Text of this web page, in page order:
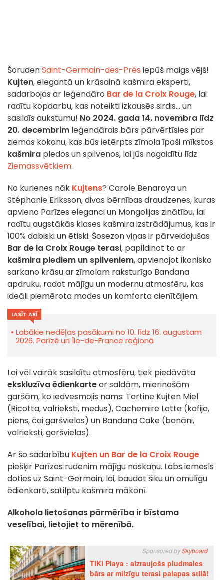
ŠorudenSaint-Germain-des-Prés iepūš maigs vējš!
Kujten, elegantā un krāsainā kašmira eksperti,
sadarbojas ar leģendāro Bar de la Croix Rouge, lai
radītu kopdarbu, kas noteikti izkausēs sirdis... un
sasildīs aukstumu! No 2024. gada 14. novembra līdz
20. decembrim leģendārais bārs pārvērtīsies par
ziemas kokonu, kas būs ietērpts zīmola īpaši mīkstos
kašmira pledos un spilvenos, lai jūs nogaidītu līdz
Ziemassvētkiem.
No kurienes nāk Kujtens? Carole Benaroya un
Stéphanie Eriksson, divas bērnības draudzenes, kuras
apvieno Parīzes eleganci un Mongolijas zinātību, lai
radītu augstākās klases kašmira izstrādājumus, kas ir
100% dabiski un ētiski. Šosezon viņas ir pārveidojušas
Bar de la Croix Rouge terasi, papildinot to ar
kašmira plediem un spilveniem, apvienojot ikonisko
sarkano krāsu ar zīmolam raksturīgo Bandana
apdruku, radot mājīgu un modernu atmosfēru, kas
ideāli piemērota modes un komforta cienītājiem.
LASĪT ARĪ
Labākie nedēļas pasākumi no 10. līdz 16. augustam
2026. Parīzē un Île-de-France reģionā
Lai vēl vairāk sasildītu atmosfēru, tiek piedāvāta
ekskluzīva ēdienkartear saldām, mierinošām
garšām, ko iedvesmojis nams: Tartine Kujten Miel
(Ricotta, valrieksti, medus), Cachemire Latte (kafija,
piens, čai garšvielas) un Bandana Cake (banāni,
valrieksti, garšvielas).
Ar šo sadarbību Kujten un Bar de la Croix Rouge
piešķir Parīzes rudenim mājīgu noskaņu. Labs iemesls
doties uz Saint-Germain, lai, baudot šiku un omulīgu
ēdienkarti, satilptu kašmira mākonī.
Alkohola lietošanas pārmērība ir bīstama
veselībai, lietojiet to mērenībā.